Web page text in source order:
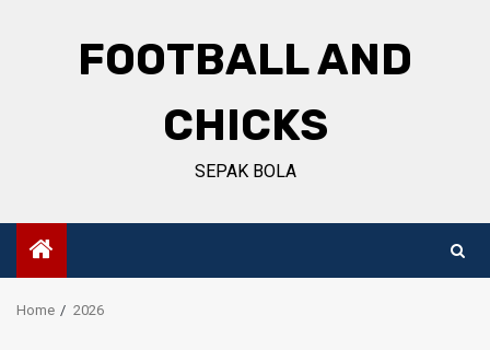
FOOTBALL AND
CHICKS
SEPAK BOLA
Home 2026